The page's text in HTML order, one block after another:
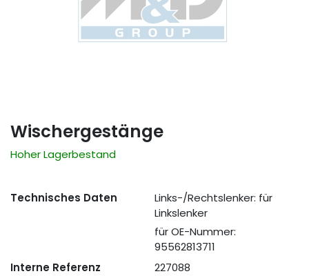
Wischergestänge
Hoher Lagerbestand
Technisches Daten
Links-/Rechtslenker: für
Linkslenker
für OE-Nummer:
95562813711
Interne Referenz
227088